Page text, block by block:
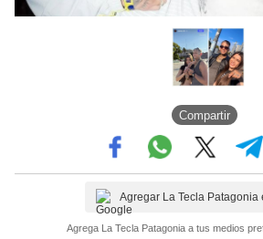
Compartir
Agregar La Tecla Patagonia
Agrega La Tecla Patagonia a tus medios